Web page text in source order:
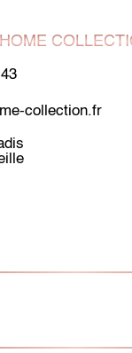
HOME
collection.fr